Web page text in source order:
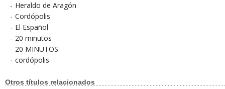
- Heraldo de Aragón
- Cordópolis
- El Español
- 20 minutos
- 20 MINUTOS
- cordópolis
Otros títulos relacionados